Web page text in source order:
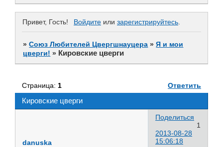
Привет, Гость! Войдите или зарегистрируйтесь.
»Союз Любителей Цвергшнауцера »Я и мои
цверги! » Кировские цверги
Кировские цверги
Страница: 1 Ответить
Поделиться
1
2013-08-28
15:06:18
danuska